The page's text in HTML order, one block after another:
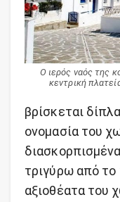
Ο ιερός ναός της
κεντρική
βρίσκεται
ονομασία του
τριγύρω από
αξιοθέατα του